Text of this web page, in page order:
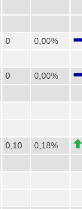
0
0,00%
0
0,00%
0,10
0,18%